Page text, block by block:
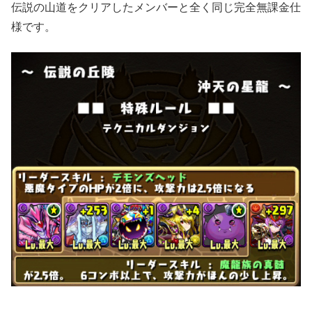
伝説の山道をクリアしたメンバーと全く同じ完全無課金仕
様です。